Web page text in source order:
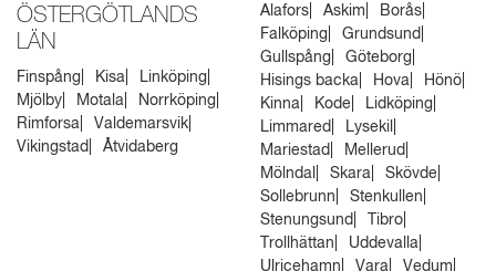
ÖSTERGÖTLANDS
LÄN
Finspång Kisa
Linköping
Mjölby
Motala
Norrköping
Rimforsa
Valdemarsvik
Vikingstad
Åtvidaberg
Alafors Askim
Borås
Falköping
Grundsund
Gullspång
Göteborg
Hisings backa
Hova
Hönö
Kinna
Kode
Lidköping
Limmared
Lysekil
Mariestad
Mellerud
Mölndal
Skara
Skövde
Sollebrunn
Stenkullen
Stenungsund
Tibro
Trollhättan
Uddevalla
Ulricehamn
Vara
Vedum